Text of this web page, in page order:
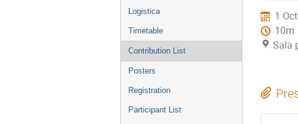
Logistica
Timetable
Contribution List
Posters
Registration
Participant List
1
10m
Sala